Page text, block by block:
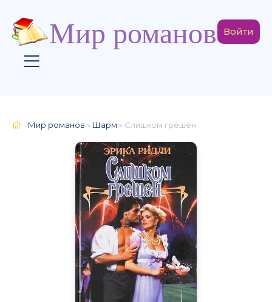
Мир романов Войти
Мир романов » Шарм » Слишком грешен